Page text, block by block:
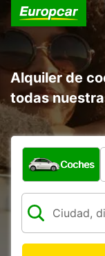
Alquiler de
todas
¿Qué tipo de
Coches